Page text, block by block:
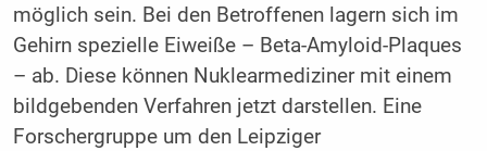
möglich sein. Bei den Betroffenen lagern sich im
Gehirn spezielle Eiweiße – Beta-Amyloid-Plaques
– ab. Diese können Nuklearmediziner mit einem
bildgebenden Verfahren jetzt darstellen. Eine
Forschergruppe um den Leipziger